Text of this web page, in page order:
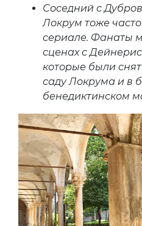
Соседний с
Локрум тоже
сериале. Фанаты
сценах с
которые были
саду Локрума и в
бенедиктинском